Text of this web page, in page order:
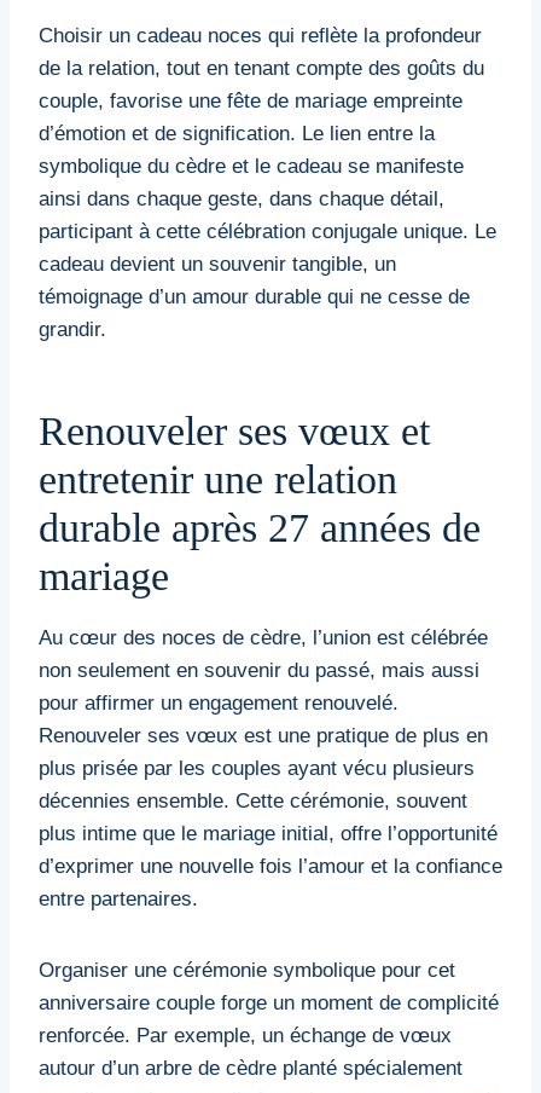
Choisir un cadeau noces qui reflète la profondeur
de la relation, tout en tenant compte des goûts du
couple, favorise une fête de mariage empreinte
d’émotion et de signification. Le lien entre la
symbolique du cèdre et le cadeau se manifeste
ainsi dans chaque geste, dans chaque détail,
participant à cette célébration conjugale unique. Le
cadeau devient un souvenir tangible, un
témoignage d’un amour durable qui ne cesse de
grandir.
Renouveler ses vœux et
entretenir une relation
durable après 27 années de
mariage
Au cœur des noces de cèdre, l’union est célébrée
non seulement en souvenir du passé, mais aussi
pour affirmer un engagement renouvelé.
Renouveler ses vœux est une pratique de plus en
plus prisée par les couples ayant vécu plusieurs
décennies ensemble. Cette cérémonie, souvent
plus intime que le mariage initial, offre l’opportunité
d’exprimer une nouvelle fois l’amour et la confiance
entre partenaires.
Organiser une cérémonie symbolique pour cet
anniversaire couple forge un moment de complicité
renforcée. Par exemple, un échange de vœux
autour d’un arbre de cèdre planté spécialement